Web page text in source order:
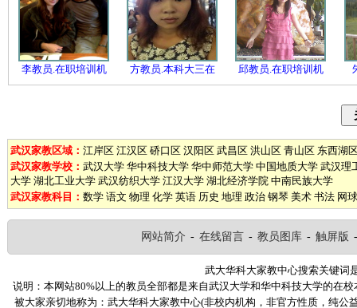
李教员.在职培训机 方教员.本科大三在 邱教员.在职培训机
武汉家教区域： 江岸区 江汉区 硚口区 汉阳区 武昌区 洪山区 青山区 东西湖
武汉家教学校： 武汉大学 华中科技大学 华中师范大学 中国地质大学 武汉理
大学 湖北工业大学 武汉纺织大学 江汉大学 湖北经济学院 中南民族大学
武汉家教科目： 数学 语文 物理 化学 英语 历史 地理 政治 钢琴 美术 书法 网球
网站简介 - 在线留言 - 教员图库 - 触屏版
武大华科大家教中心搜索关键词
说明：本网站80%以上的教员全部都是来自武汉大学和华中科技大学的在
被大家亲切地称为：武大华科大家教中心(非校内机构，非官方性质，纯